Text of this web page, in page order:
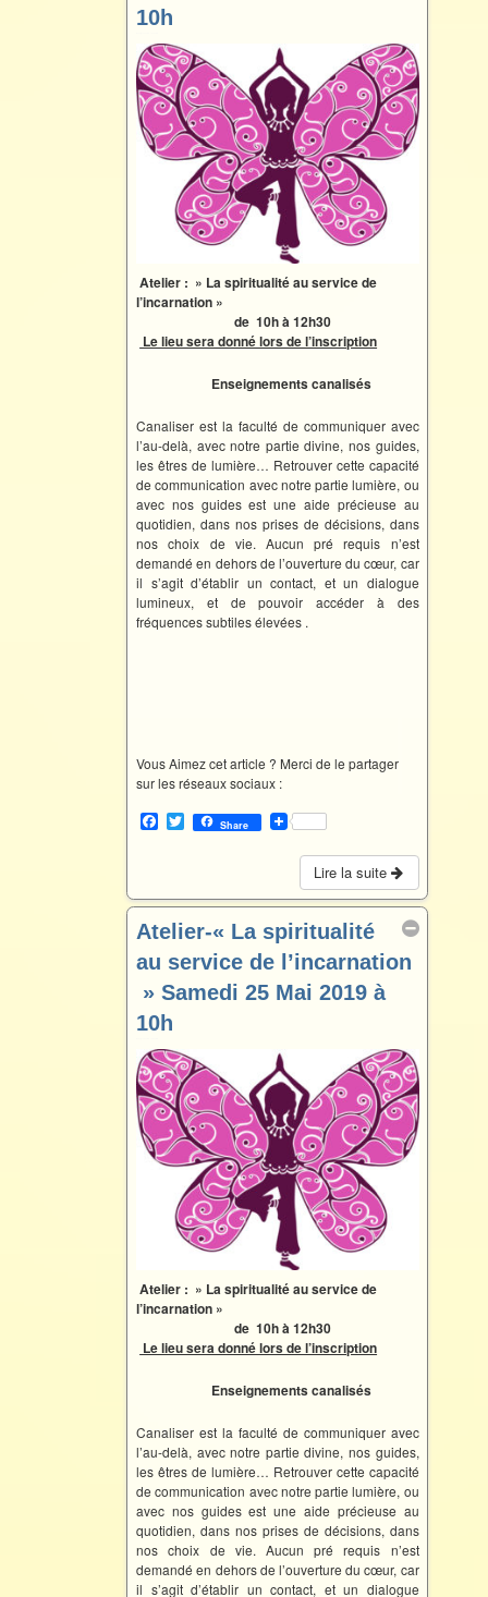
10h
Atelier : » La spiritualité au service de
l’incarnation »
de 10h à 12h30
Le lieu sera donné lors de l’inscription
Enseignements canalisés
Canaliser est la faculté de communiquer avec
l’au-delà, avec notre partie divine, nos guides,
les êtres de lumière… Retrouver cette capacité
de communication avec notre partie lumière, ou
avec nos guides est une aide précieuse au
quotidien, dans nos prises de décisions, dans
nos choix de vie. Aucun pré requis n’est
demandé en dehors de l’ouverture du cœur, car
il s’agit d’établir un contact, et un dialogue
lumineux, et de pouvoir accéder à des
fréquences subtiles élevées .
Vous Aimez cet article ? Merci de le partager
sur les réseaux sociaux :
F
a
o
o
k
T
w
e
r
Share
Lire la suite
Atelier-« La spiritualité
au service de l’incarnation
» Samedi 25 Mai 2019 à
10h
Atelier : » La spiritualité au service de
l’incarnation »
de 10h à 12h30
Le lieu sera donné lors de l’inscription
Enseignements canalisés
Canaliser est la faculté de communiquer avec
l’au-delà, avec notre partie divine, nos guides,
les êtres de lumière… Retrouver cette capacité
de communication avec notre partie lumière, ou
avec nos guides est une aide précieuse au
quotidien, dans nos prises de décisions, dans
nos choix de vie. Aucun pré requis n’est
demandé en dehors de l’ouverture du cœur, car
il s’agit d’établir un contact, et un dialogue